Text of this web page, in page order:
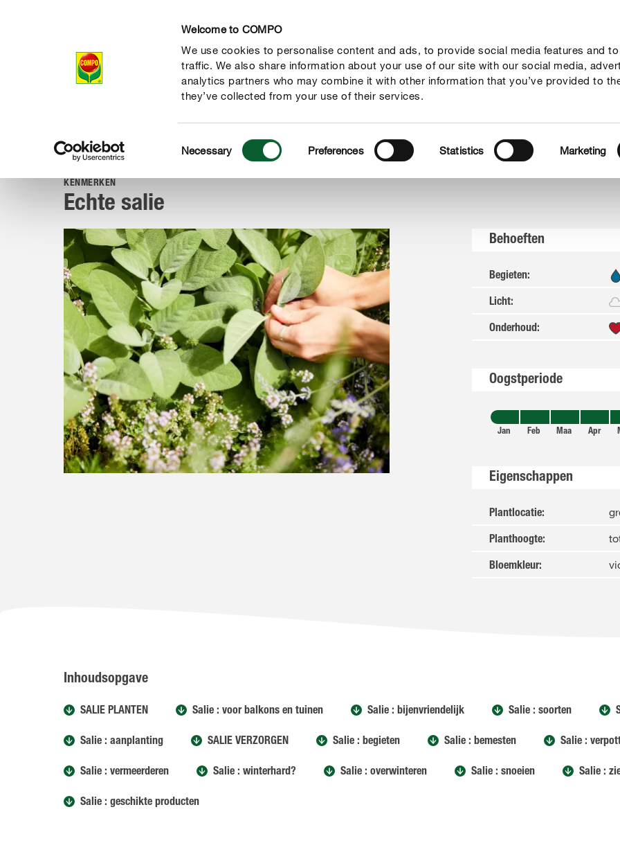
Welcome to COMPO
We use cookies to personalise content and ads, to provide social media features and
traffic. We also share information about your use of our site with our social media,
analytics partners who may combine it with other information that you’ve provided to
they’ve collected from your use of their services.
Selection
Necessary Preferences Statistics Marketing
Producten Advies Thema's Tot je dienst Onderneming
COMPOAdvies Planten van A tot Z Kruiden, groenten & fruit Echte salie
KENMERKEN
Echte salie
Behoeften
Begieten:
Licht:
Onderhoud:
Oogstperiode
Jan Feb Maa Apr
Eigenschappen
Plantlocatie:
Planthoogte:
Bloemkleur:
Inhoudsopgave
SALIE PLANTEN Salie : voor balkons en tuinen Salie : bijenvriendelijk Salie : soorten
Salie : aanplanting SALIE VERZORGEN Salie : begieten Salie : bemesten Salie :
Salie : vermeerderen Salie : winterhard? Salie : overwinteren Salie : snoeien Salie :
Salie : geschikte producten